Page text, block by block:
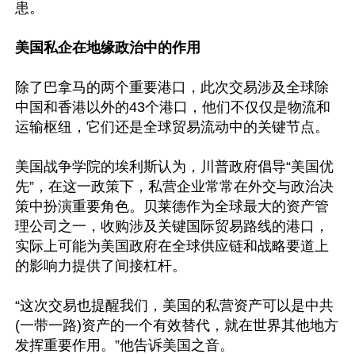
患。
美国私企在地缘政治中的作用
除了巴拿马的两个重要港口，此次交易涉及全球除
中国和香港以外的43个港口，他们不仅仅是物流和
运输枢纽，它们还是全球贸易流动中的关键节点。
美国战争学院的埃利斯认为，川普政府倡导“美国优
先”，在这一政策下，私营企业常常在外交与政治决
策中扮演重要角色。贝莱德作为全球最大的资产管
理公司之一，收购涉及关键国际贸易路线的港口，
实际上可能为美国政府在全球供应链和战略要道上
的影响力提供了间接杠杆。
“这次交易也提醒我们，美国的私营资产可以是中共
(一带一路)资产的一个有效替代，就在世界其他地方
发挥重要作用。”他告诉美国之音。